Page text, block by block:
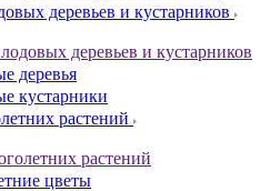
деревьев и кустарников
деревьев и кустарников
деревья
кустарники
растений
растений
цветы